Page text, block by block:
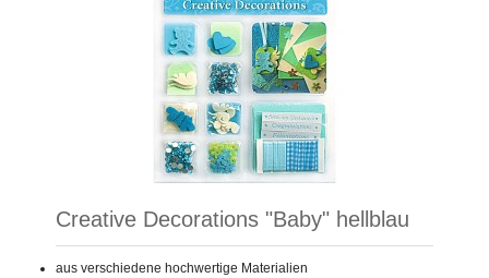
Creative Decorations "Baby" hellblau
aus verschiedene hochwertige Materialien